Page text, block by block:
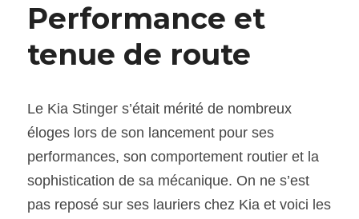
Performance et
tenue de route
Le Kia Stinger s’était mérité de nombreux
éloges lors de son lancement pour ses
performances, son comportement routier et la
sophistication de sa mécanique. On ne s’est
pas reposé sur ses lauriers chez Kia et voici les